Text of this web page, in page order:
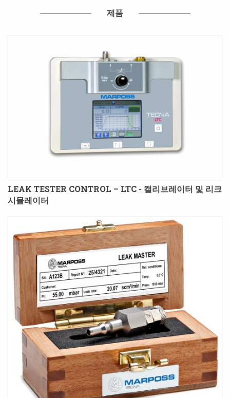
제품
LEAK TESTER CONTROL – LTC - 캘리브레이터 및 리크
시뮬레이터